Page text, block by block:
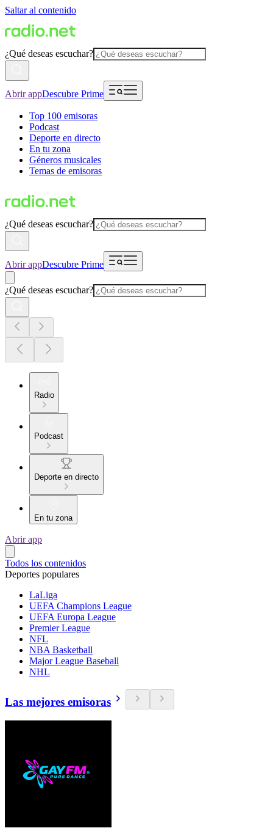
Saltar al contenido
¿Qué deseas escuchar?
Abrir appDescubre Prime
Top 100 emisoras
Podcast
Deporte en directo
En tu zona
Géneros musicales
Temas de emisoras
¿Qué deseas escuchar?
Abrir appDescubre Prime
¿Qué deseas escuchar?
Radio
Podcast
Deporte en directo
En tu zona
Abrir app
Todos los contenidos
Deportes populares
LaLiga
UEFA Champions League
UEFA Europa League
Premier League
NFL
NBA Basketball
Major League Baseball
NHL
Las mejores emisoras